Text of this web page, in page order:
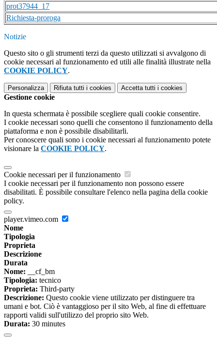
prot37944_17
Richiesta-proroga
Notizie
Questo sito o gli strumenti terzi da questo utilizzati si avvalgono di
cookie necessari al funzionamento ed utili alle finalità illustrate nella
COOKIE POLICY.
Personalizza Rifiuta tutti i cookies Accetta tutti i cookies
Gestione cookie
In questa schermata è possibile scegliere quali cookie consentire.
I cookie necessari sono quelli che consentono il funzionamento della
piattaforma e non è possibile disabilitarli.
Per conoscere quali sono i cookie necessari al funzionamento potete
visionare la COOKIE POLICY.
Cookie necessari per il funzionamento
I cookie necessari per il funzionamento non possono essere
disabilitati. È possibile consultare l'elenco nella pagina della cookie
policy.
player.vimeo.com
Nome
Tipologia
Proprieta
Descrizione
Durata
Nome: __cf_bm
Tipologia: tecnico
Proprieta: Third-party
Descrizione: Questo cookie viene utilizzato per distinguere tra
umani e bot. Ciò è vantaggioso per il sito Web, al fine di effettuare
rapporti validi sull'utilizzo del proprio sito Web.
Durata: 30 minutes